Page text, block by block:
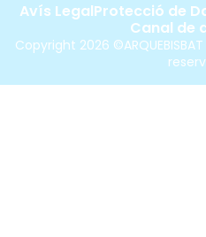
Copyright 2026
Avís LegalProtecció de
Canal de